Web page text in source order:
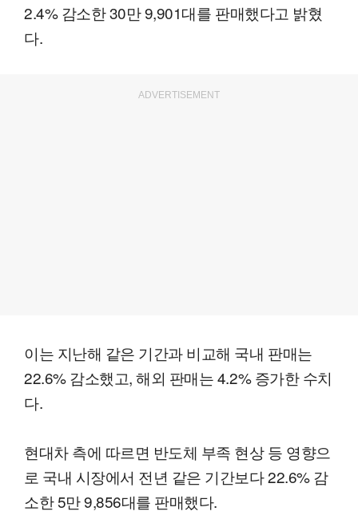
2.4% 감소한 30만 9,901대를 판매했다고 밝혔
다.
ADVERTISEMENT
이는 지난해 같은 기간과 비교해 국내 판매는
22.6% 감소했고, 해외 판매는 4.2% 증가한 수치
다.
현대차 측에 따르면 반도체 부족 현상 등 영향으
로 국내 시장에서 전년 같은 기간보다 22.6% 감
소한 5만 9,856대를 판매했다.